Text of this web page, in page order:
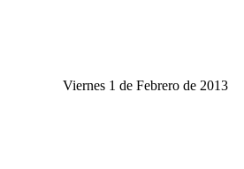
Viernes 1 de Febrero de 2013